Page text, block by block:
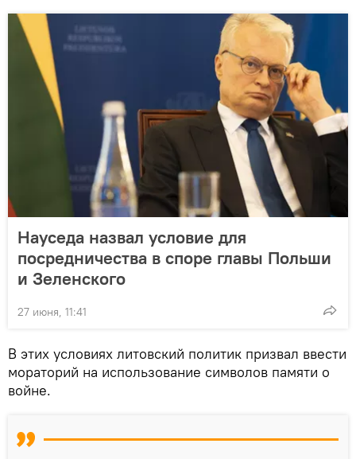
Науседа назвал условие для
посредничества в споре главы Польши
и Зеленского
27 июня, 11:41
В этих условиях литовский политик призвал ввести
мораторий на использование символов памяти о
войне.